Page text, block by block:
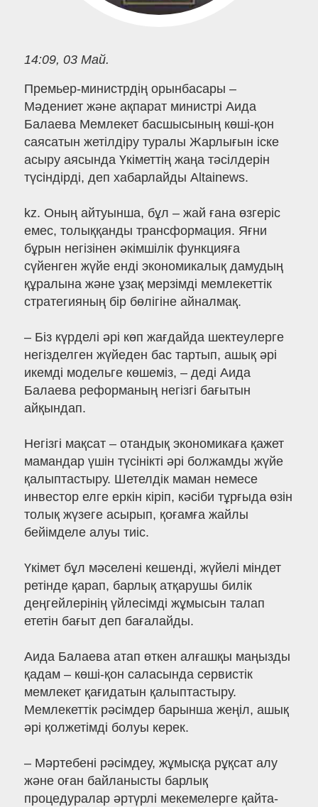
14:09, 03 Май.
Премьер-министрдің орынбасары –
Мәдениет және ақпарат министрі Аида
Балаева Мемлекет басшысының көші-қон
саясатын жетілдіру туралы Жарлығын іске
асыру аясында Үкіметтің жаңа тәсілдерін
түсіндірді, деп хабарлайды Altainews.
kz. Оның айтуынша, бұл – жай ғана өзгеріс
емес, толыққанды трансформация. Яғни
бұрын негізінен әкімшілік функцияға
сүйенген жүйе енді экономикалық дамудың
құралына және ұзақ мерзімді мемлекеттік
стратегияның бір бөлігіне айналмақ.
– Біз күрделі әрі көп жағдайда шектеулерге
негізделген жүйеден бас тартып, ашық әрі
икемді модельге көшеміз, – деді Аида
Балаева реформаның негізгі бағытын
айқындап.
Негізгі мақсат – отандық экономикаға қажет
мамандар үшін түсінікті әрі болжамды жүйе
қалыптастыру. Шетелдік маман немесе
инвестор елге еркін кіріп, кәсіби тұрғыда өзін
толық жүзеге асырып, қоғамға жайлы
бейімделе алуы тиіс.
Үкімет бұл мәселені кешенді, жүйелі міндет
ретінде қарап, барлық атқарушы билік
деңгейлерінің үйлесімді жұмысын талап
ететін бағыт деп бағалайды.
Аида Балаева атап өткен алғашқы маңызды
қадам – көші-қон саласында сервистік
мемлекет қағидатын қалыптастыру.
Мемлекеттік рәсімдер барынша жеңіл, ашық
әрі қолжетімді болуы керек.
– Мәртебені рәсімдеу, жұмысқа рұқсат алу
және оған байланысты барлық
процедуралар әртүрлі мекемелерге қайта-